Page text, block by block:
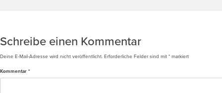
Schreibe einen Kommentar
Deine E-Mail-Adresse wird nicht veröffentlicht. Erforderliche Felder sind mit * markiert
Kommentar *